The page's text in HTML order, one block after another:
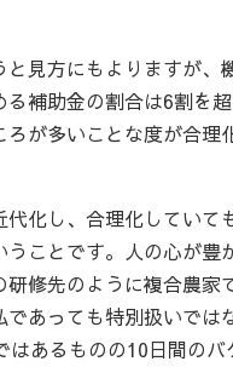
見方にもよりますが、
補助金の割合は6割を
が多いことな度が合理
化し、合理化していて
ことです。人の心が豊
修先のように複合農
あっても特別扱いでは
あるものの10日間の